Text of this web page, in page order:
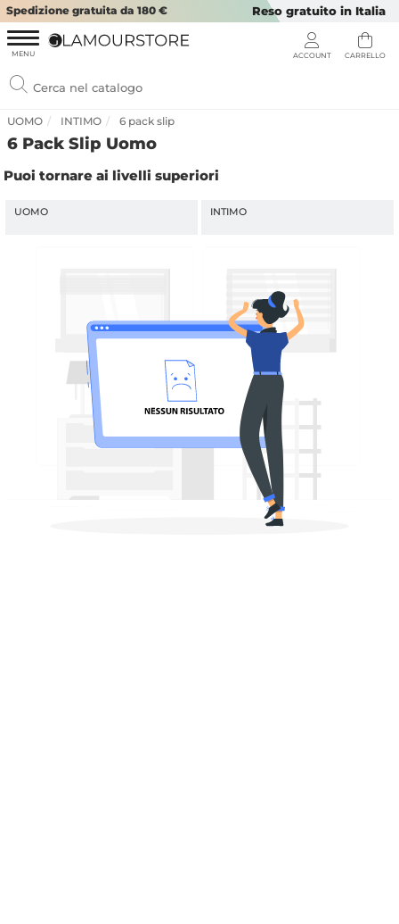
Spedizione gratuita da 180 € Reso gratuito in Italia
UOMO INTIMO 6 pack slip
6 Pack Slip Uomo
Puoi tornare ai livelli superiori
UOMO INTIMO